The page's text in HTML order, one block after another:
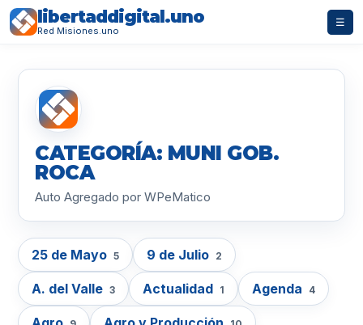
libertaddigital.uno
Red Misiones.uno
☰
CATEGORÍA: MUNI GOB.
ROCA
Auto Agregado por WPeMatico
25 de Mayo 5 9 de Julio 2
A. del Valle 3 Actualidad 1 Agenda 4